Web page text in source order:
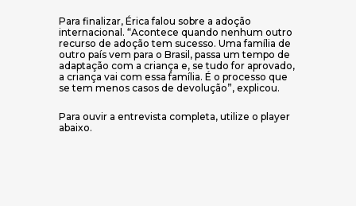
Para finalizar, Érica falou sobre a adoção
internacional. “Acontece quando nenhum outro
recurso de adoção tem sucesso. Uma família de
outro país vem para o Brasil, passa um tempo de
adaptação com a criança e, se tudo for aprovado,
a criança vai com essa família. É o processo que
se tem menos casos de devolução”, explicou.
Para ouvir a entrevista completa, utilize o player
abaixo.